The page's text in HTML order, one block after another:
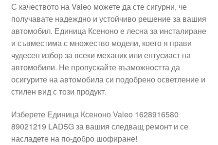
Политика за поверителност
Правила и условия
Процедура за рекламации
Разгледайте
Транспорт
С качеството на Valeo можете да сте сигурни, че
получавате надеждно и устойчиво решение за вашия
автомобил. Единица Ксеноно е лесна за инсталиране
и съвместима с множество модели, което я прави
чудесен избор за всеки механик или ентусиаст на
автомобили. Не пропускайте възможността да
осигурите на автомобила си подобрено осветление и
стилен вид с този продукт.
Изберете Единица Ксеноно Valeo 1628916580
89021219 LAD5G за вашия следващ ремонт и се
насладете на по-добро шофиране!